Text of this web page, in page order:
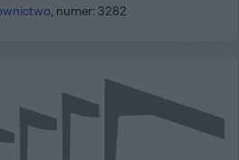
, numer: 3282